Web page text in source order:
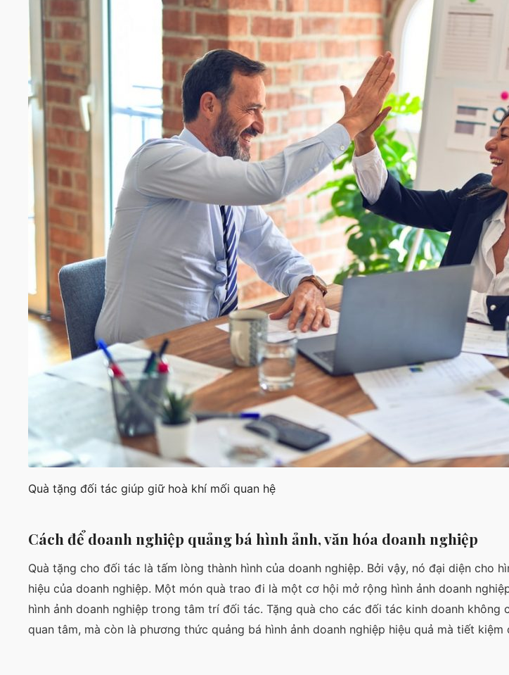
Quà tặng đối tác giúp giữ hoà khí mối quan hệ
Cách để doanh nghiệp quảng bá hình ảnh, văn hóa doanh nghiệp
Quà tặng cho đối tác là tấm lòng thành hình của doanh nghiệp. Bởi vậy, nó đại diện cho
hiệu của doanh nghiệp. Một món quà trao đi là một cơ hội mở rộng hình ảnh doanh
hình ảnh doanh nghiệp trong tâm trí đối tác. Tặng quà cho các đối tác kinh doanh không
quan tâm, mà còn là phương thức quảng bá hình ảnh doanh nghiệp hiệu quả mà tiết kiệm